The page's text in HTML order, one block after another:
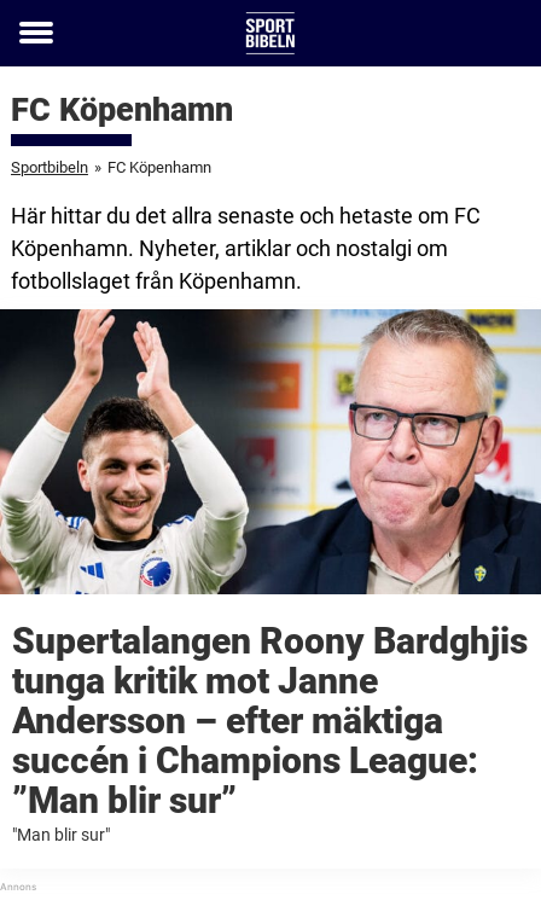
Toggle
FC Köpenhamn
Sportbibeln » FC Köpenhamn
Här hittar du det allra senaste och hetaste om FC
Köpenhamn. Nyheter, artiklar och nostalgi om
fotbollslaget från Köpenhamn.
Supertalangen Roony Bardghjis
tunga kritik mot Janne
Andersson – efter mäktiga
succén i Champions League:
”Man blir sur”
"Man blir sur"